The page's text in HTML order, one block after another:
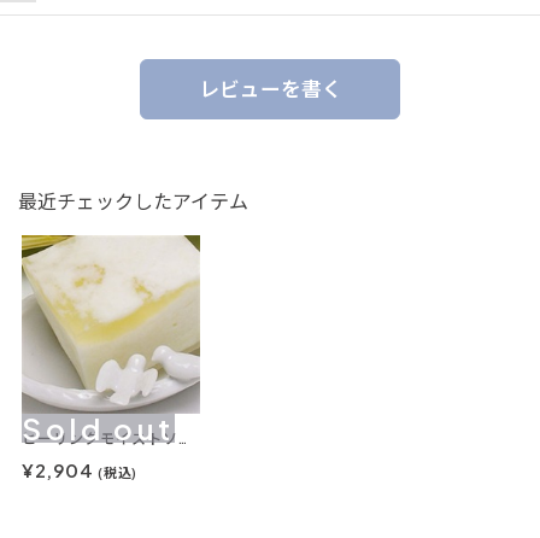
レビューを書く
最近チェックしたアイテム
Sold out ヒーリングモイストソープの泡石けん120g
¥2,904(税込)